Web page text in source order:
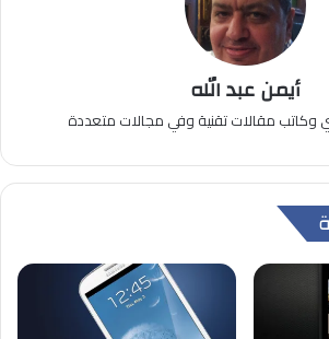
أيمن عبد الله
وكاتب مقالات تقنية وفي مجالات متعددة